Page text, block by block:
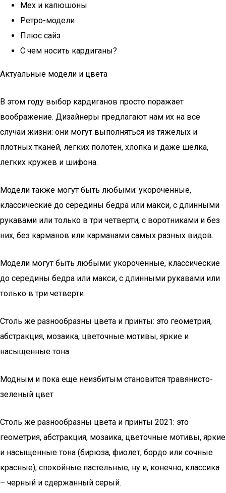
Мех и капюшоны
Ретро-модели
Плюс сайз
С чем носить кардиганы?
Актуальные модели и цвета
В этом году выбор кардиганов просто поражает
воображение. Дизайнеры предлагают нам их на все
случаи жизни: они могут выполняться из тяжелых и
плотных тканей, легких полотен, хлопка и даже шелка,
легких кружев и шифона.
Модели также могут быть любыми: укороченные,
классические до середины бедра или макси, с длинными
рукавами или только в три четверти, с воротниками и без
них, без карманов или карманами самых разных видов.
Модели могут быть любыми: укороченные, классические
до середины бедра или макси, с длинными рукавами или
только в три четверти
Столь же разнообразны цвета и принты: это геометрия,
абстракция, мозаика, цветочные мотивы, яркие и
насыщенные тона
Модным и пока еще неизбитым становится травянисто-
зеленый цвет
Столь же разнообразны цвета и принты 2021: это
геометрия, абстракция, мозаика, цветочные мотивы, яркие
и насыщенные тона (бирюза, фиолет, бордо или сочные
красные), спокойные пастельные, ну и, конечно, классика
– черный и сдержанный серый.